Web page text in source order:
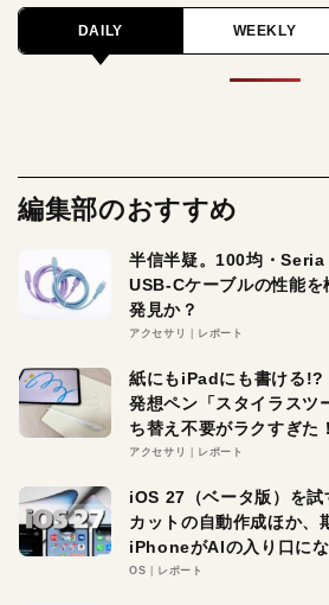
DAILY WEEKLY
編集部のおすすめ
半信半疑。100均・
USB-Cケーブルの性能
発見か？
アクセサリ レポート
紙にもiPadにも書ける!?
発想ペン「スタイラスツ
ち替え不要がラクすぎた！
アクセサリ レポート
iOS 27（ベータ版）を
カットの自動作成ほか、
iPhoneがAIの入り口に
OS レポート